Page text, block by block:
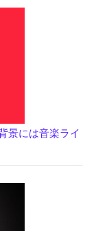
景には音楽ライ